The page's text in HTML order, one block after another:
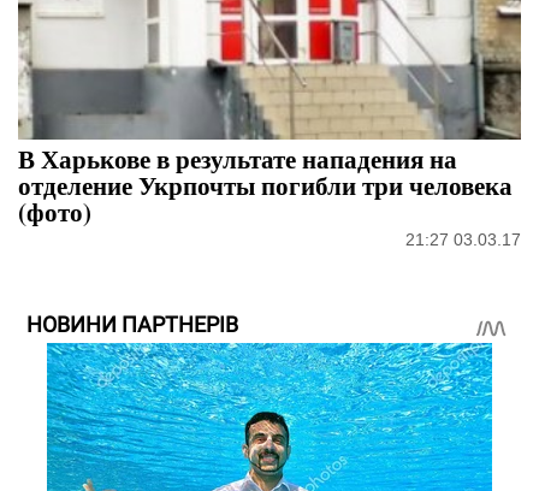
В Харькове в результате нападения на
отделение Укрпочты погибли три человека
(фото)
21:27 03.03.17
НОВИНИ ПАРТНЕРІВ